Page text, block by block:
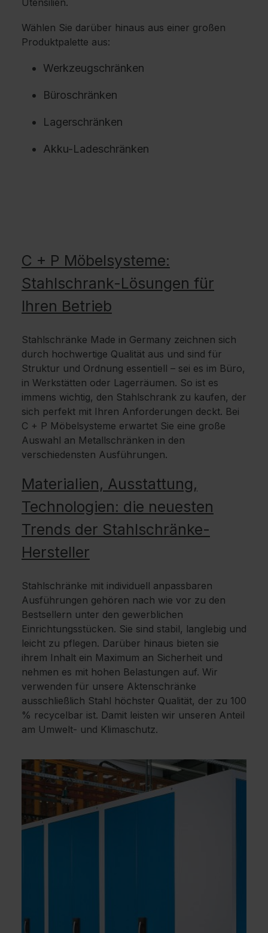
Wählen Sie darüber hinaus aus einer großen
Produktpalette aus:
Werkzeugschränken
Büroschränken
Lagerschränken
Akku-Ladeschränken
C + P Möbelsysteme:
Stahlschrank-Lösungen für
Ihren Betrieb
Stahlschränke Made in Germany zeichnen sich
durch hochwertige Qualität aus und sind für
Struktur und Ordnung essentiell – sei es im Büro,
in Werkstätten oder Lagerräumen. So ist es
immens wichtig, den Stahlschrank zu kaufen, der
sich perfekt mit Ihren Anforderungen deckt. Bei
C + P Möbelsysteme erwartet Sie eine große
Auswahl an Metallschränken in den
verschiedensten Ausführungen.
Materialien, Ausstattung,
Technologien: die neuesten
Trends der Stahlschränke-
Hersteller
Stahlschränke mit individuell anpassbaren
Ausführungen gehören nach wie vor zu den
Bestsellern unter den gewerblichen
Einrichtungsstücken. Sie sind stabil, langlebig und
leicht zu pflegen. Darüber hinaus bieten sie
ihrem Inhalt ein Maximum an Sicherheit und
nehmen es mit hohen Belastungen auf. Wir
verwenden für unsere Aktenschränke
ausschließlich Stahl höchster Qualität, der zu 100
% recycelbar ist. Damit leisten wir unseren Anteil
am Umwelt- und Klimaschutz.